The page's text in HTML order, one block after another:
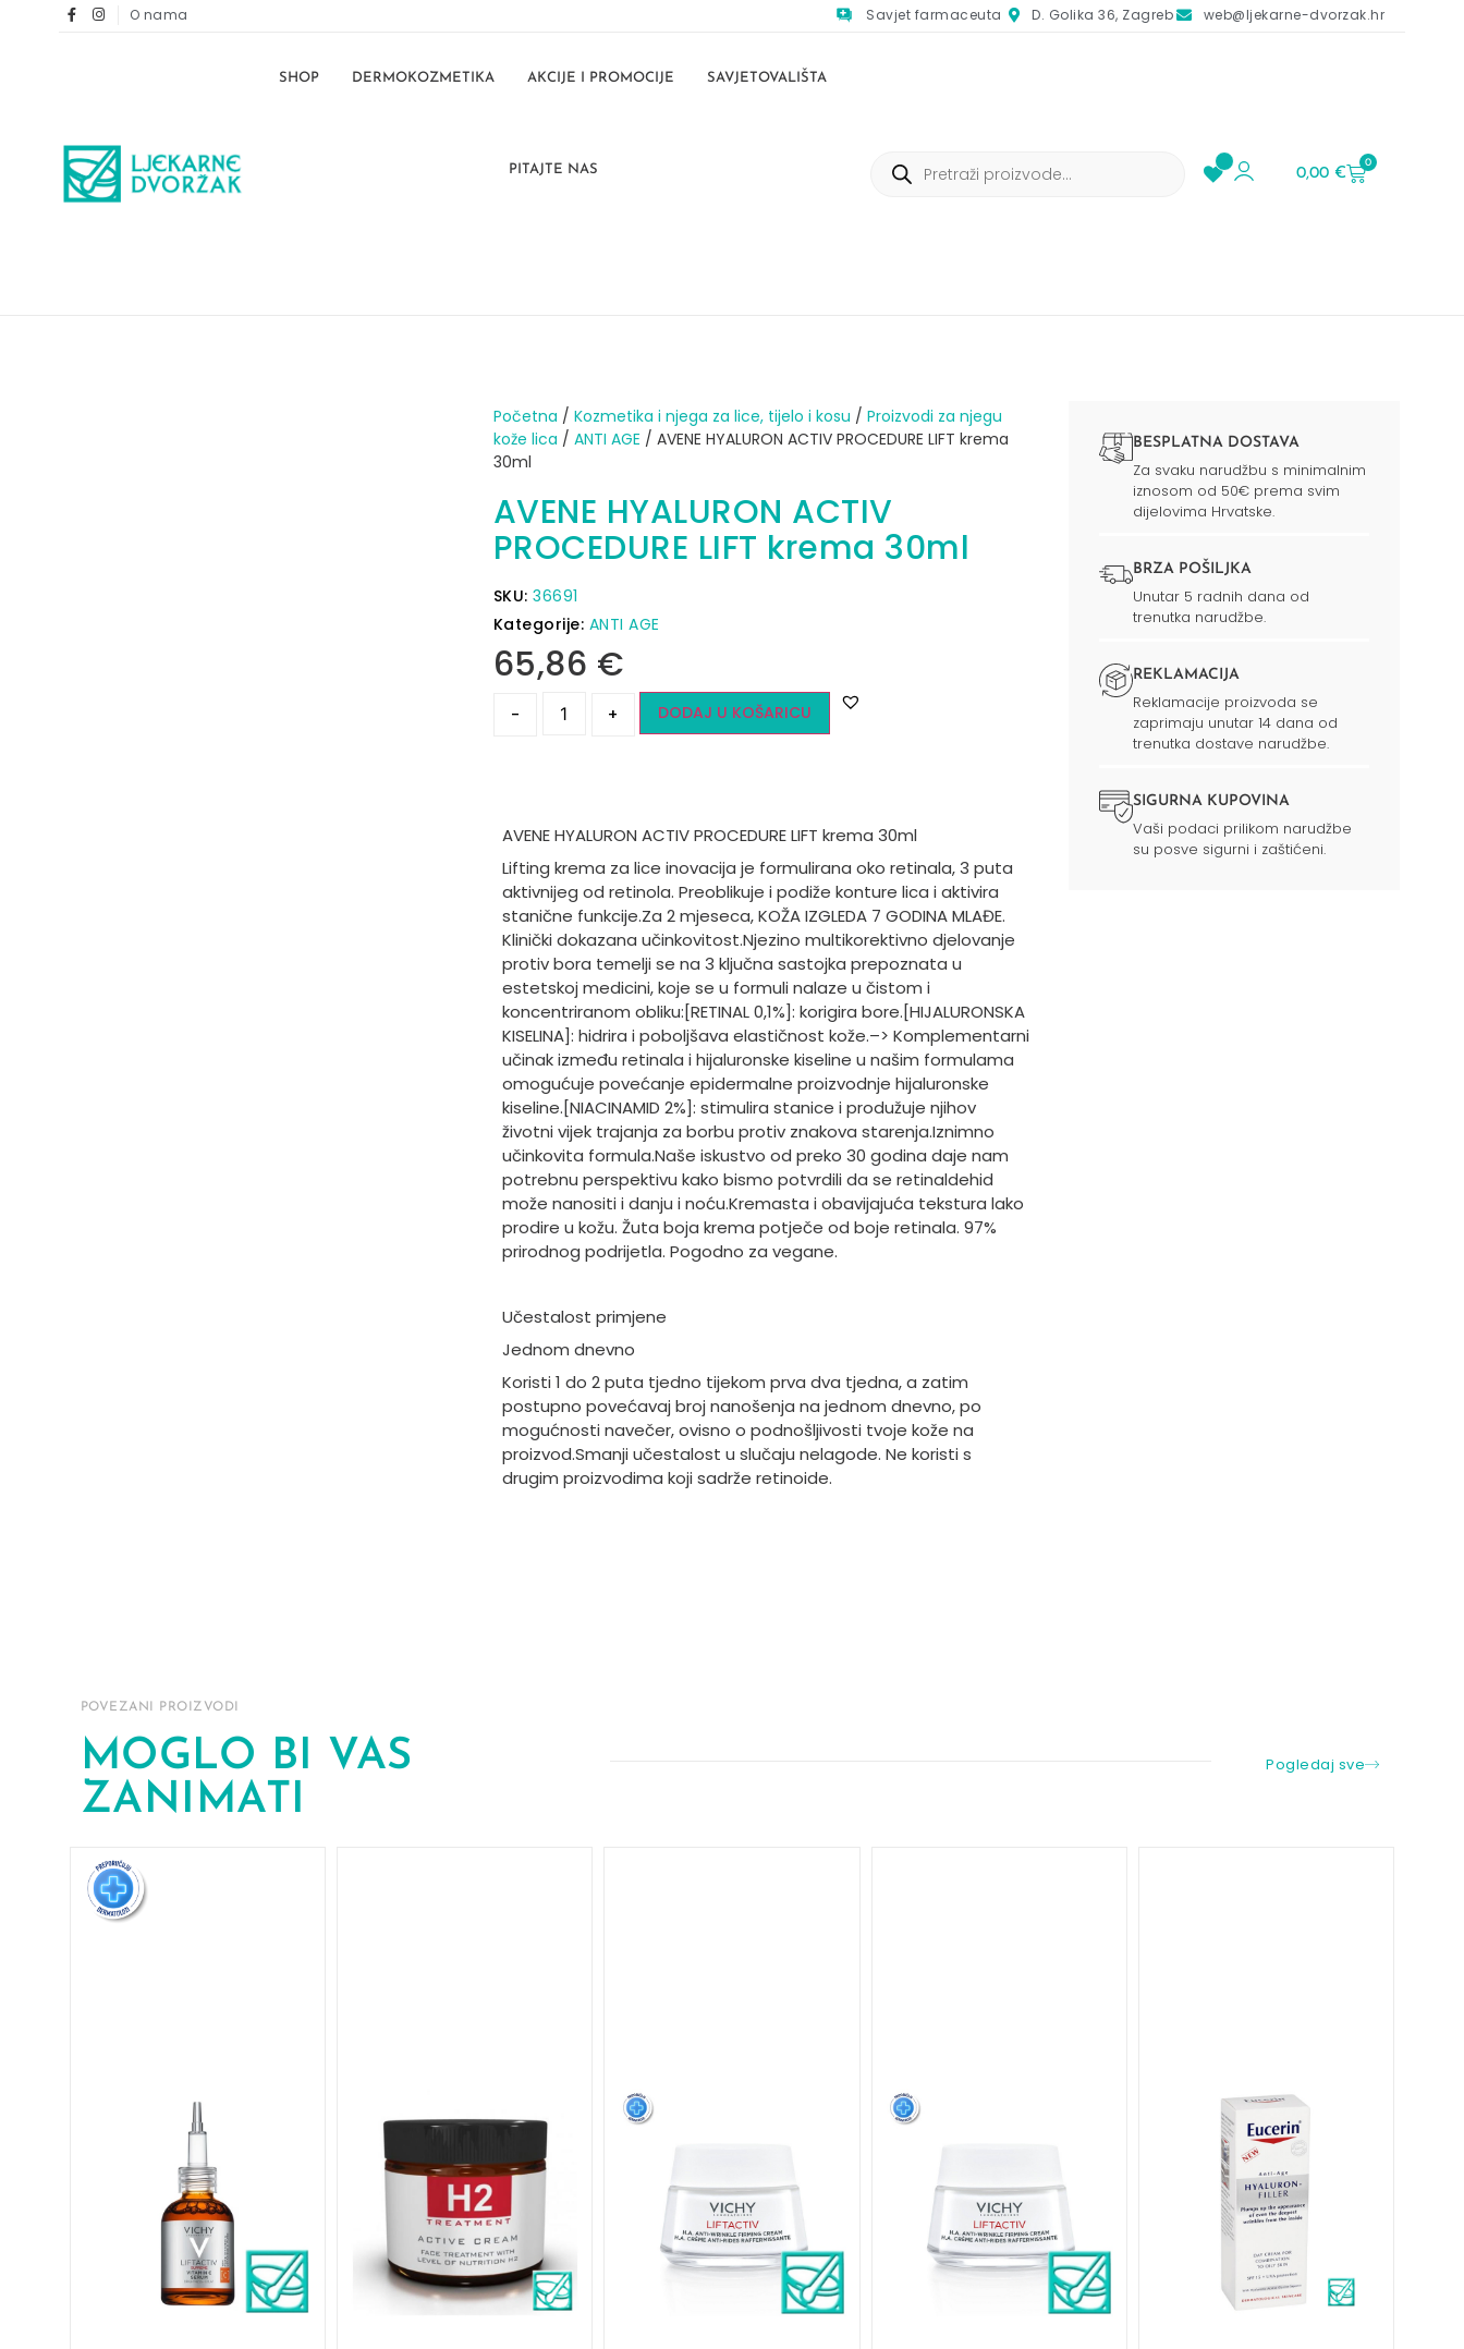
O nama Savjet farmaceuta D. Golika 36, Zagreb web@ljekarne-dvorzak.hr
SHOP DERMOKOZMETIKA AKCIJE I PROMOCIJE SAVJETOVALIŠTA
PITAJTE NAS 0,00€
0
Početna / Kozmetika i njega za lice, tijelo i kosu / Proizvodi za njegu
kože lica / ANTI AGE / AVENE HYALURON ACTIV PROCEDURE LIFT krema
30ml
AVENE HYALURON ACTIV
PROCEDURE LIFT krema 30ml
SKU: 36691
Kategorije: ANTI AGE
65,86 €
- + DODAJ U KOŠARICU
AVENE HYALURON ACTIV PROCEDURE LIFT krema 30ml
Lifting krema za lice inovacija je formulirana oko retinala, 3 puta
aktivnijeg od retinola. Preoblikuje i podiže konture lica i aktivira
stanične funkcije.Za 2 mjeseca, KOŽA IZGLEDA 7 GODINA MLAĐE.
Klinički dokazana učinkovitost.Njezino multikorektivno djelovanje
protiv bora temelji se na 3 ključna sastojka prepoznata u
estetskoj medicini, koje se u formuli nalaze u čistom i
koncentriranom obliku:[RETINAL 0,1%]: korigira bore.[HIJALURONSKA
KISELINA]: hidrira i poboljšava elastičnost kože.–> Komplementarni
učinak između retinala i hijaluronske kiseline u našim formulama
omogućuje povećanje epidermalne proizvodnje hijaluronske
kiseline.[NIACINAMID 2%]: stimulira stanice i produžuje njihov
životni vijek trajanja za borbu protiv znakova starenja.Iznimno
učinkovita formula.Naše iskustvo od preko 30 godina daje nam
potrebnu perspektivu kako bismo potvrdili da se retinaldehid
može nanositi i danju i noću.Kremasta i obavijajuća tekstura lako
prodire u kožu. Žuta boja krema potječe od boje retinala. 97%
prirodnog podrijetla. Pogodno za vegane.
Učestalost primjene
Jednom dnevno
Koristi 1 do 2 puta tjedno tijekom prva dva tjedna, a zatim
postupno povećavaj broj nanošenja na jednom dnevno, po
mogućnosti navečer, ovisno o podnošljivosti tvoje kože na
proizvod.Smanji učestalost u slučaju nelagode. Ne koristi s
drugim proizvodima koji sadrže retinoide.
BESPLATNA DOSTAVA
Za svaku narudžbu s minimalnim
iznosom od 50€ prema svim
dijelovima Hrvatske.
BRZA POŠILJKA
Unutar 5 radnih dana od
trenutka narudžbe.
REKLAMACIJA
Reklamacije proizvoda se
zaprimaju unutar 14 dana od
trenutka dostave narudžbe.
SIGURNA KUPOVINA
Vaši podaci prilikom narudžbe
su posve sigurni i zaštićeni.
POVEZANI PROIZVODI
MOGLO BI VAS
ZANIMATI
Pogledaj sve